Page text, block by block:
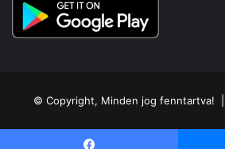
© Copyright, Minden jog fenntartva! |